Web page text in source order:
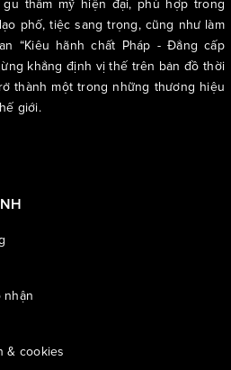
thẩm mỹ hiện đại, phù hợp trong
phố, tiệc sang trọng, cũng như làm
“Kiêu hãnh chất Pháp - Đẳng cấp
khẳng định vị thế trên bản đồ thời
thành một trong những thương hiệu
giới.
nhận
& cookies